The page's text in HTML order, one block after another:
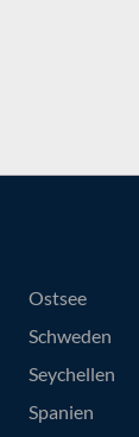
Ostsee
Schweden
Seychellen
Spanien